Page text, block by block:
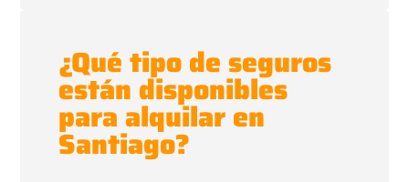
¿Qué tipo de seguros
están disponibles
para alquilar en
Santiago?